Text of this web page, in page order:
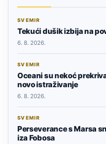
SVEMIR
Tekući dušik izbija na
6. 8. 2026.
SVEMIR
Oceani su nekoć
novo istraživanje
6. 8. 2026.
SVEMIR
Perseverance s Marsa
iza Fobosa